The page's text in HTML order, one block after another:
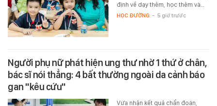
định về dạy thêm, học thêm và…
HỌC ĐƯỜNG - 5 giờ trước
Người phụ nữ phát hiện ung thư nhờ 1 thứ ở chân,
bác sĩ nói thẳng: 4 bất thường ngoài da cảnh báo
gan "kêu cứu"
Vừa nhận kết quả chẩn đoán,